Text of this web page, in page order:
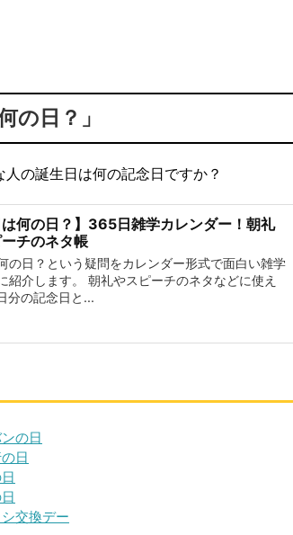
の日？」
の誕生日は何の記念日ですか？
は何の日？】365日雑学カレンダー！朝礼
チのネタ帳
の日？という疑問をカレンダー形式で面白い雑学
紹介します。 朝礼やスピーチのネタなどに使え
分の記念日と...
の日
日
交換デー